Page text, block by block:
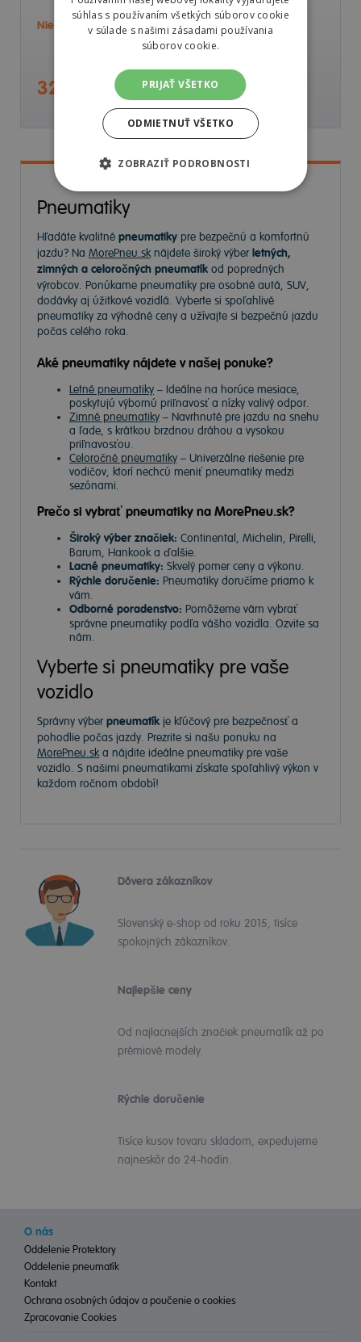
Nie je skladom Sledovať naskladnenie
32,66 €
Pneumatiky
Hľadáte kvalitné pneumatiky pre bezpečnú a komfortnú
jazdu? Na MorePneu.sknájdete široký výberletných,
zimných a celoročných pneumatík od popredných
výrobcov. Ponúkame pneumatiky pre osobné autá, SUV,
dodávky aj úžitkové vozidlá. Vyberte si spoľahlivé
pneumatiky za výhodné ceny a užívajte si bezpečnú jazdu
počas celého roka.
Aké pneumatiky nájdete v našej ponuke?
Letné pneumatiky – Ideálne na horúce mesiace,
poskytujú výbornú priľnavosť a nízky valivý odpor.
Zimné pneumatiky – Navrhnuté pre jazdu na snehu
a ľade, s krátkou brzdnou dráhou a vysokou
priľnavosťou.
Celoročné pneumatiky – Univerzálne riešenie pre
vodičov, ktorí nechcú meniť pneumatiky medzi
sezónami.
Prečo si vybrať pneumatiky na MorePneu.sk?
Široký výber značiek: Continental, Michelin, Pirelli,
Barum, Hankook a ďalšie.
Lacné pneumatiky: Skvelý pomer ceny a výkonu.
Rýchle doručenie: Pneumatiky doručíme priamo k
vám.
Odborné poradenstvo: Pomôžeme vám vybrať
správne pneumatiky podľa vášho vozidla. Ozvite sa
nám.
Vyberte si pneumatiky pre vaše
vozidlo
Správny výberpneumatík je kľúčový pre bezpečnosť a
pohodlie počas jazdy. Prezrite si našu ponuku na
MorePneu.ska nájdite ideálne pneumatiky pre vaše
vozidlo. S našimi pneumatikami získate spoľahlivý výkon v
každom ročnom období!
Dôvera zákazníkov
Slovenský e-shop od roku 2015, tisíce
spokojných zákazníkov.
Najlepšie ceny
Od najlacnejších značiek pneumatík až po
prémiové modely.
Rýchle doručenie
Tisíce kusov tovaru skladom, expedujeme
najneskôr do 24-hodín.
O nás
Oddelenie Protektory
Oddelenie pneumatík
Kontakt
Ochrana osobných údajov a poučenie o cookies
Zpracovanie Cookies
súhlas s používaním všetkých súborov cookie
v súlade s našimi zásadami používania
súborov cookie.
PRIJAŤ VŠETKO
ODMIETNUŤ VŠETKO
ZOBRAZIŤ PODROBNOSTI